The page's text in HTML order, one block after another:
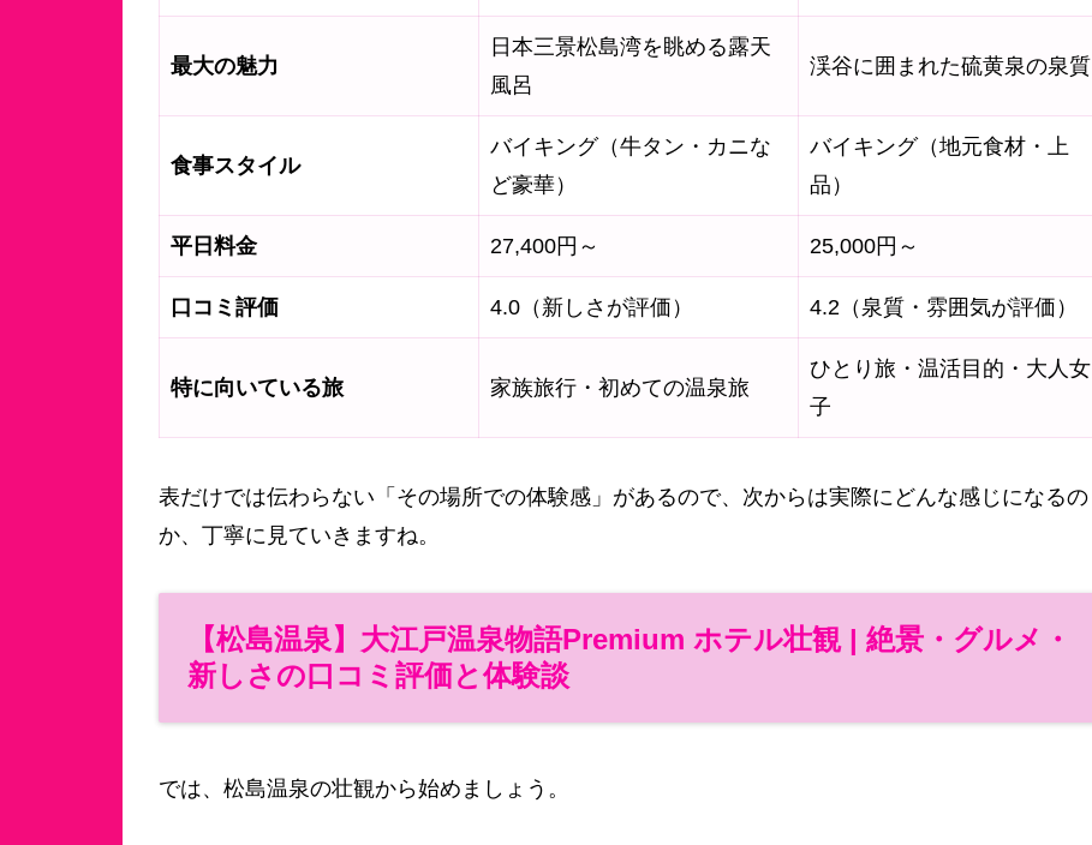
最大の魅力
日本三景松島湾を眺める露天
風呂
渓谷に囲まれた硫黄泉の泉質
食事スタイル
バイキング（牛タン・カニな
ど豪華）
バイキング（地元食材・上
品）
平日料金 27,400円～ 25,000円～
口コミ評価 4.0（新しさが評価） 4.2（泉質・雰囲気が評価）
特に向いている旅 家族旅行・初めての温泉旅
ひとり旅・温活目的・大人女
子
表だけでは伝わらない「その場所での体験感」があるので、次からは実際にどんな感じになるの
か、丁寧に見ていきますね。
【松島温泉】大江戸温泉物語Premium ホテル壮観 | 絶景・グルメ・
新しさの口コミ評価と体験談
では、松島温泉の壮観から始めましょう。